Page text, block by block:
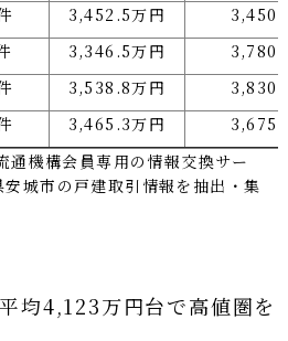
3,452.5万円
3,450
3,346.5万円
3,780
3,538.8万円
3,830
3,465.3万円
3,675
通機構会員専用の情報交換サー
城市の戸建取引情報を抽出・集
均4,123万円台で高値圏を